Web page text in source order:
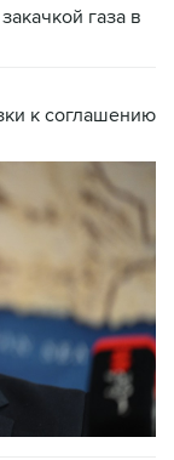
газа в
к соглашению